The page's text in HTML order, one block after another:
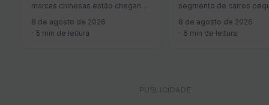
marcas chinesas estão chegando
e emplacando boas vendas.…
8 de agosto de 2026
5 min de leitura
segmento de carros
1976, trazendo um
de…
8 de agosto de 2026
6 min de leitura